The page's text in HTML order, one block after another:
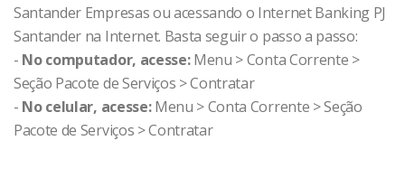
Santander Empresas ou acessando o Internet Banking PJ
Santander na Internet. Basta seguir o passo a passo:
- No computador, acesse:Menu > Conta Corrente >
Seção Pacote de Serviços > Contratar
- No celular, acesse:Menu > Conta Corrente > Seção
Pacote de Serviços > Contratar